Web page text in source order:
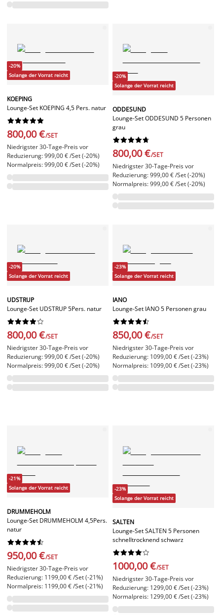
-20%
Solange der Vorrat reicht
KOEPING
Lounge-Set KOEPING 4,5 Pers. natur






800,00 €/SET
Niedrigster 30-Tage-Preis vor
Reduzierung: 999,00 € /Set (-20%)
Normalpreis: 999,00 € /Set (-20%)
-20%
Solange der Vorrat reicht
ODDESUND
Lounge-Set ODDESUND 5 Personen
grau






800,00 €/SET
Niedrigster 30-Tage-Preis vor
Reduzierung: 999,00 € /Set (-20%)
Normalpreis: 999,00 € /Set (-20%)
-20%
Solange der Vorrat reicht
UDSTRUP
Lounge-Set UDSTRUP 5Pers. natur






800,00 €/SET
Niedrigster 30-Tage-Preis vor
Reduzierung: 999,00 € /Set (-20%)
Normalpreis: 999,00 € /Set (-20%)
-23%
Solange der Vorrat reicht
IANO
Lounge-Set IANO 5 Personen grau






850,00 €/SET
Niedrigster 30-Tage-Preis vor
Reduzierung: 1099,00 € /Set (-23%)
Normalpreis: 1099,00 € /Set (-23%)
-21%
Solange der Vorrat reicht
DRUMMEHOLM
Lounge-Set DRUMMEHOLM 4,5Pers.
natur






950,00 €/SET
Niedrigster 30-Tage-Preis vor
Reduzierung: 1199,00 € /Set (-21%)
Normalpreis: 1199,00 € /Set (-21%)
-23%
Solange der Vorrat reicht
SALTEN
Lounge-Set SALTEN 5 Personen
schnelltrocknend schwarz






1000,00 €/SET
Niedrigster 30-Tage-Preis vor
Reduzierung: 1299,00 € /Set (-23%)
Normalpreis: 1299,00 € /Set (-23%)